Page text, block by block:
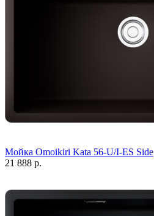
Мойка Omoikiri Kata 56-U/I-ES Side
21 888 р.